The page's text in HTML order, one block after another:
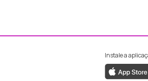
ao Facebook da RTP
ao Instagram da RTP
Instale a